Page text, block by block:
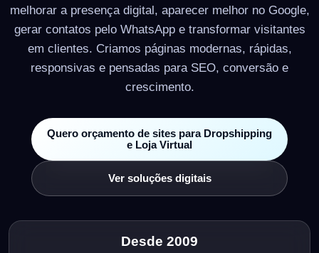
melhorar a presença digital, aparecer melhor no Google,
gerar contatos pelo WhatsApp e transformar visitantes
em clientes. Criamos páginas modernas, rápidas,
responsivas e pensadas para SEO, conversão e
crescimento.
Quero orçamento de sites para Dropshipping
e Loja Virtual
Ver soluções digitais
Desde 2009